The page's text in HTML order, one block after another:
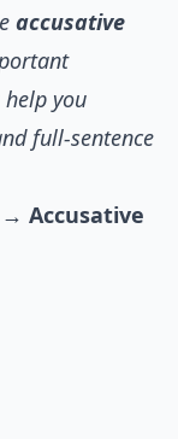
accusative
you
full-sentence
Accusative